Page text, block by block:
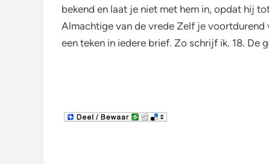
bekend en laat je niet met hem in, opdat hij
Almachtige van de vrede Zelf je voortdurend
een teken in iedere brief. Zo schrijf ik. 18. De